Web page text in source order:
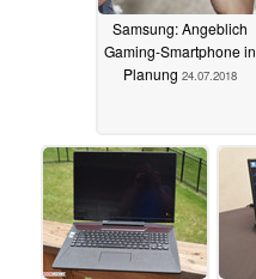
Samsung: Angeblich
Gaming-Smartphone in
Planung 24.07.2018